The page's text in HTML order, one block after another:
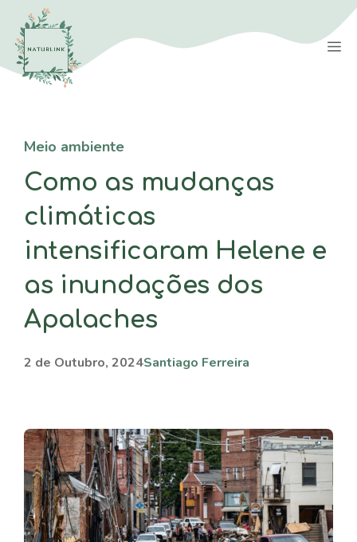
Saltar
para
conteúdo
Meio ambiente
Como as mudanças
climáticas
intensificaram Helene e
as inundações dos
Apalaches
2 de Outubro, 2024Santiago Ferreira